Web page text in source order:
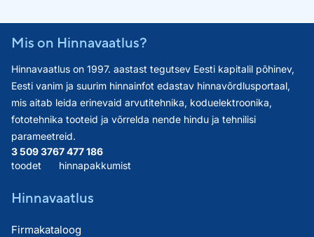
Mis on Hinnavaatlus?
Hinnavaatlus on 1997. aastast tegutsev Eesti kapitalil põhinev,
Eesti vanim ja suurim hinnainfot edastav hinnavõrdlusportaal,
mis aitab leida erinevaid arvutitehnika, koduelektroonika,
fototehnika tooteid ja võrrelda nende hindu ja tehnilisi
parameetreid.
3 509 376
toodet
7 477 186
hinnapakkumist
Hinnavaatlus
Firmakataloog